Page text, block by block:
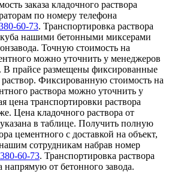
заказа кладочного раствора
по номеру телефона
60-73. Транспортировка раствора
куба нашими бетонными миксерами
Точную стоимость на
можно уточнить у менеджеров
В прайсе размещены фиксированные
Фиксированную стоимость на
раствора можно уточнить у
цена транспортировки раствора
Цена кладочного раствора от
в таблице. Получить полную
цементного с доставкой на объект,
сотрудникам набрав номер
380-60-73. Транспортировка раствора
напрямую от бетонного завода.